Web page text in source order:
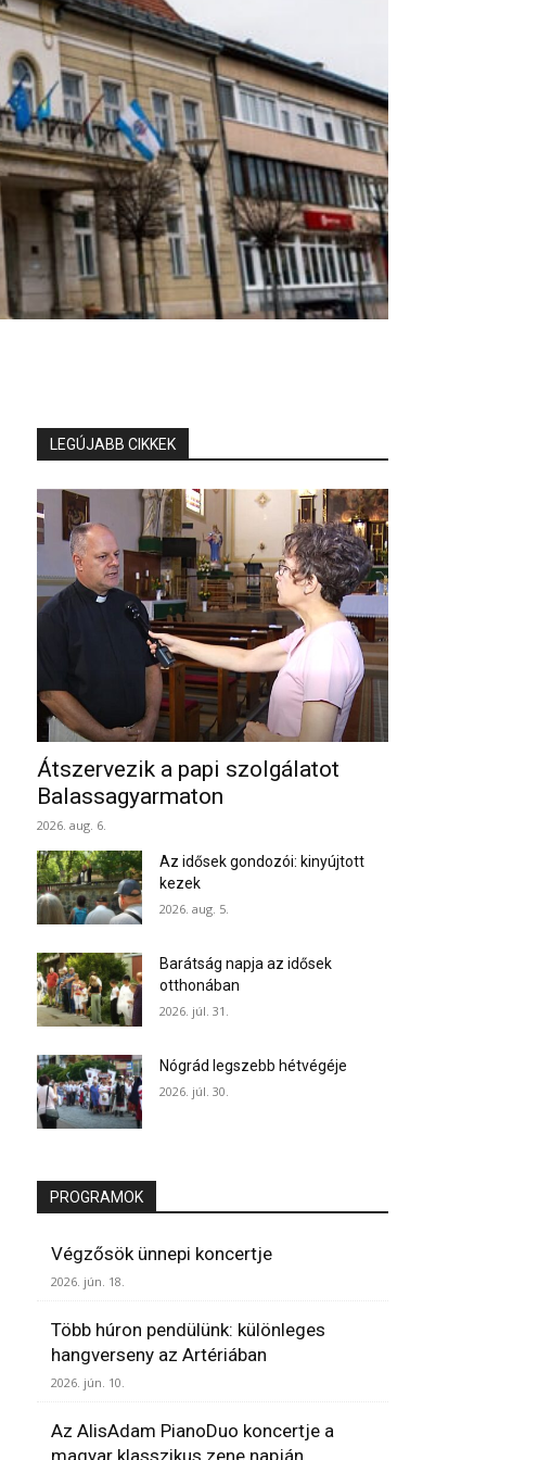
LEGÚJABB CIKKEK
Átszervezik a papi szolgálatot
Balassagyarmaton
2026. aug. 6.
Az idősek gondozói: kinyújtott
kezek
2026. aug. 5.
Barátság napja az idősek
otthonában
2026. júl. 31.
Nógrád legszebb hétvégéje
2026. júl. 30.
PROGRAMOK
Végzősök ünnepi koncertje
2026. jún. 18.
Több húron pendülünk: különleges
hangverseny az Artériában
2026. jún. 10.
Az AlisAdam PianoDuo koncertje a
magyar klasszikus zene napján